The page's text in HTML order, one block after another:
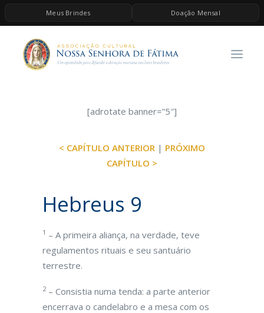
Meus Brindes Doação Mensal
HOME
A ASSOCIAÇÃO
ESPIRITUALIDADE
BRINDES
[adrotate banner=”5″]
< CAPÍTULO ANTERIOR | PRÓXIMO
CAPÍTULO >
Hebreus 9
1 – A primeira aliança, na verdade, teve
regulamentos rituais e seu santuário
terrestre.
2– Consistia numa tenda: a parte anterior
encerrava o candelabro e a mesa com os